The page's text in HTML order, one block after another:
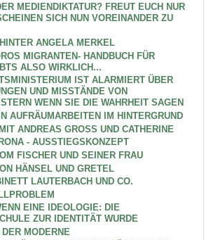
MEDIENDIKTATUR? FREUT EUCH NUR
SICH NUN VOREINANDER ZU
ANGELA MERKEL
MIGRANTEN- HANDBUCH FÜR
ALSO WIRKLICH...
IST ALARMIERT ÜBER
UND MISSTÄNDE VON
WENN SIE DIE WAHRHEIT SAGEN
AUFRÄUMARBEITEN IM HINTERGRUND
ANDREAS GROSS UND CATHERINE
- AUSSTIEGSKONZEPT
FISCHER UND SEINER FRAU
HÄNSEL UND GRETEL
LAUTERBACH UND CO.
EINE IDEOLOGIE: DIE
ZUR IDENTITÄT WURDE
MODERNE